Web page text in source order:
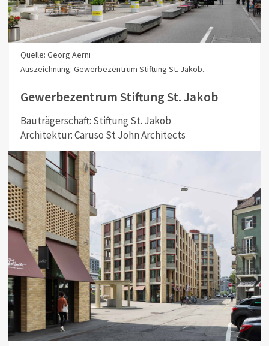
Quelle: Georg Aerni
Auszeichnung: Gewerbezentrum Stiftung St. Jakob.
Gewerbezentrum Stiftung St. Jakob
Bauträgerschaft: Stiftung St. Jakob
Architektur: Caruso St John Architects